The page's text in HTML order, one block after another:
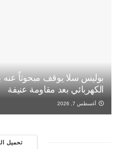
بوليس سلا يوقف مبحوثاً عنه
الكهربائي بعد مقاومة عنيفة
أغسطس 7, 2026
تحميل